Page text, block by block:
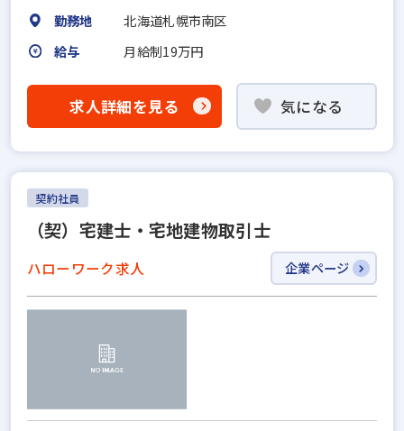
勤務地
北海道札幌市南区
給与
月給制19万円
求人詳細を見る 気になる
契約社員
（契）宅建士・宅地建物取引士
ハローワーク求人 企業ページ